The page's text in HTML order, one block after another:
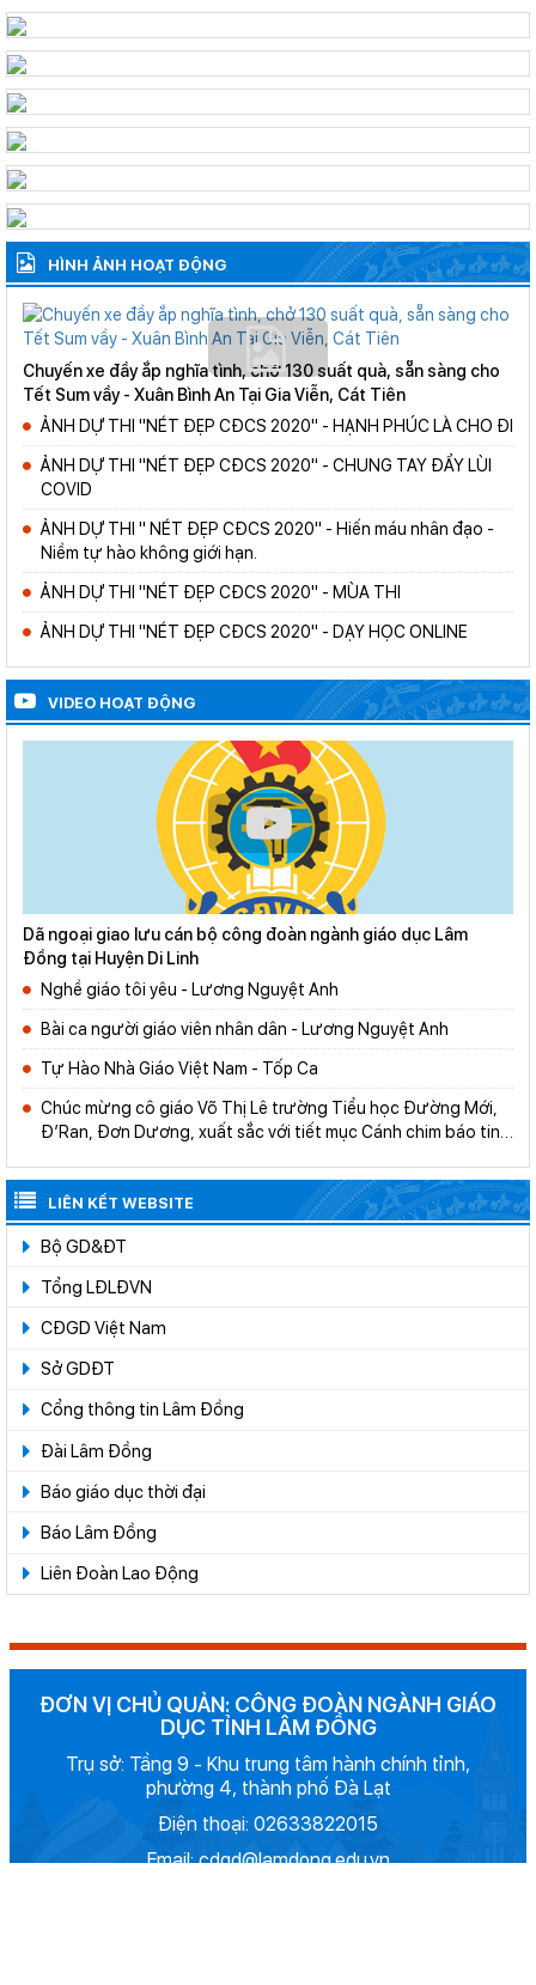
HÌNH ẢNH HOẠT ĐỘNG
Chuyến xe đầy ắp nghĩa tình, chở 130 suất quà, sẵn sàng cho
Tết Sum vầy - Xuân Bình An Tại Gia Viễn, Cát Tiên
ẢNH DỰ THI "NÉT ĐẸP CĐCS 2020" - HẠNH PHÚC LÀ CHO ĐI
ẢNH DỰ THI "NÉT ĐẸP CĐCS 2020" - CHUNG TAY ĐẨY LÙI
COVID
ẢNH DỰ THI " NÉT ĐẸP CĐCS 2020" - Hiến máu nhân đạo -
Niềm tự hào không giới hạn.
ẢNH DỰ THI "NÉT ĐẸP CĐCS 2020" - MÙA THI
ẢNH DỰ THI "NÉT ĐẸP CĐCS 2020" - DẠY HỌC ONLINE
VIDEO HOẠT ĐỘNG
Dã ngoại giao lưu cán bộ công đoàn ngành giáo dục Lâm
Đồng tại Huyện Di Linh
Nghề giáo tôi yêu - Lương Nguyệt Anh
Bài ca người giáo viên nhân dân - Lương Nguyệt Anh
Tự Hào Nhà Giáo Việt Nam - Tốp Ca
Chúc mừng cô giáo Võ Thị Lê trường Tiểu học Đường Mới,
Đ’Ran, Đơn Dương, xuất sắc với tiết mục Cánh chim báo tin
thứ V-2021
LIÊN KẾT WEBSITE
Bộ GD&ĐT
Tổng LĐLĐVN
CĐGD Việt Nam
Sở GDĐT
Cổng thông tin Lâm Đồng
Đài Lâm Đồng
Báo giáo dục thời đại
Báo Lâm Đồng
Liên Đoàn Lao Động
ĐƠN VỊ CHỦ QUẢN: CÔNG ĐOÀN NGÀNH GIÁO
DỤC TỈNH LÂM ĐỒNG
Trụ sở: Tầng 9 - Khu trung tâm hành chính tỉnh,
phường 4, thành phố Đà Lạt
Điện thoại: 02633822015
Email: cdgd@lamdong.edu.vn